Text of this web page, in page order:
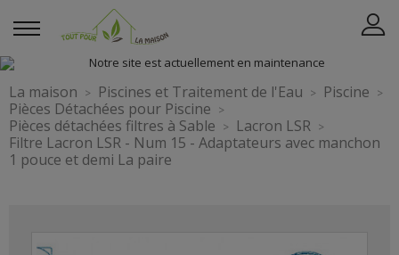
La maison Piscines et Traitement de l'Eau
Piscine
Pièces Détachées pour Piscine
Pièces détachées filtres à Sable
Lacron LSR
Filtre Lacron LSR - Num 15 - Adaptateurs avec manchon
1 pouce et demi La paire